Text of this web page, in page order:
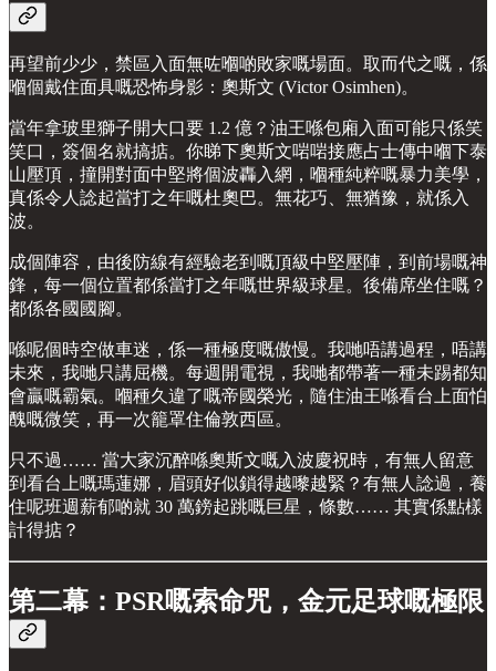
再望前少少，禁區入面無咗嗰啲敗家嘅場面。取而代之嘅，係
嗰個戴住面具嘅恐怖身影：奧斯文 (Victor Osimhen)。
當年拿玻里獅子開大口要 1.2 億？油王喺包廂入面可能只係笑
笑口，簽個名就搞掂。你睇下奧斯文啱啱接應占士傳中嗰下泰
山壓頂，撞開對面中堅將個波轟入網，嗰種純粹嘅暴力美學，
真係令人諗起當打之年嘅杜奧巴。無花巧、無猶豫，就係入
波。
成個陣容，由後防線有經驗老到嘅頂級中堅壓陣，到前場嘅神
鋒，每一個位置都係當打之年嘅世界級球星。後備席坐住嘅？
都係各國國腳。
喺呢個時空做車迷，係一種極度嘅傲慢。我哋唔講過程，唔講
未來，我哋只講屈機。每週開電視，我哋都帶著一種未踢都知
會贏嘅霸氣。嗰種久違了嘅帝國榮光，隨住油王喺看台上面怕
醜嘅微笑，再一次籠罩住倫敦西區。
只不過…… 當大家沉醉喺奧斯文嘅入波慶祝時，有無人留意
到看台上嘅瑪蓮娜，眉頭好似鎖得越嚟越緊？有無人諗過，養
住呢班週薪郁啲就 30 萬鎊起跳嘅巨星，條數…… 其實係點樣
計得掂？
第二幕：PSR嘅索命咒，金元足球嘅極限